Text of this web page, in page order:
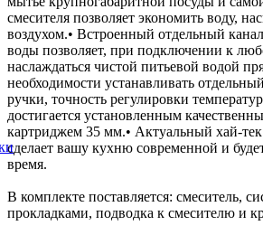
смесителя позволяет экономить воду,
воздухом.• Встроенный отдельный
воды позволяет, при подключении к
наслаждаться чистой питьевой водой
необходимости устанавливать
ручки, точность регулировки
достигается установленным
картриджем 35 мм.• Актуальный хай-тек
сделает вашу кухню современной и
время.
В комплекте поставляется: смеситель,
прокладками, подводка к смесителю и